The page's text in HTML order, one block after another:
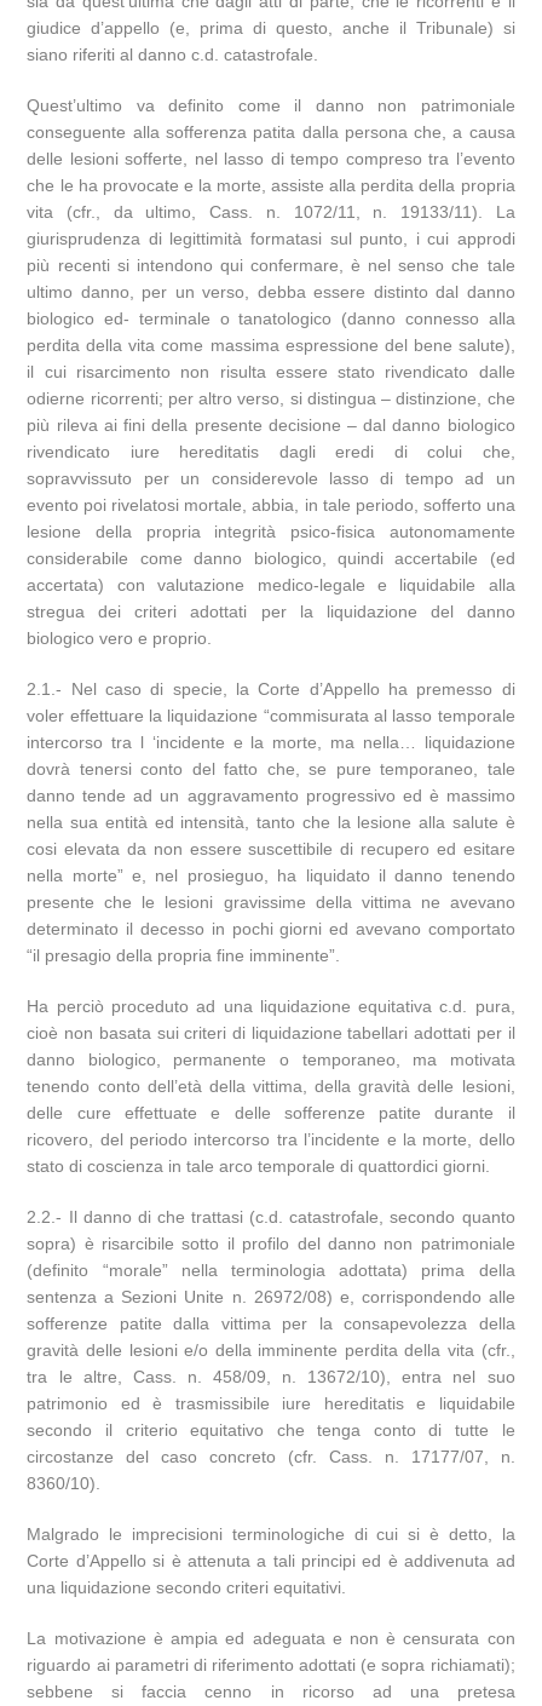
giudice d’appello (e, prima di questo, anche il Tribunale) si
siano riferiti al danno c.d. catastrofale.
Quest’ultimo va definito come il danno non patrimoniale
conseguente alla sofferenza patita dalla persona che, a causa
delle lesioni sofferte, nel lasso di tempo compreso tra l’evento
che le ha provocate e la morte, assiste alla perdita della propria
vita (cfr., da ultimo, Cass. n. 1072/11, n. 19133/11). La
giurisprudenza di legittimità formatasi sul punto, i cui approdi
più recenti si intendono qui confermare, è nel senso che tale
ultimo danno, per un verso, debba essere distinto dal danno
biologico ed- terminale o tanatologico (danno connesso alla
perdita della vita come massima espressione del bene salute),
il cui risarcimento non risulta essere stato rivendicato dalle
odierne ricorrenti; per altro verso, si distingua – distinzione, che
più rileva ai fini della presente decisione – dal danno biologico
rivendicato iure hereditatis dagli eredi di colui che,
sopravvissuto per un considerevole lasso di tempo ad un
evento poi rivelatosi mortale, abbia, in tale periodo, sofferto una
lesione della propria integrità psico-fisica autonomamente
considerabile come danno biologico, quindi accertabile (ed
accertata) con valutazione medico-legale e liquidabile alla
stregua dei criteri adottati per la liquidazione del danno
biologico vero e proprio.
2.1.- Nel caso di specie, la Corte d’Appello ha premesso di
voler effettuare la liquidazione “commisurata al lasso temporale
intercorso tra l ‘incidente e la morte, ma nella… liquidazione
dovrà tenersi conto del fatto che, se pure temporaneo, tale
danno tende ad un aggravamento progressivo ed è massimo
nella sua entità ed intensità, tanto che la lesione alla salute è
cosi elevata da non essere suscettibile di recupero ed esitare
nella morte” e, nel prosieguo, ha liquidato il danno tenendo
presente che le lesioni gravissime della vittima ne avevano
determinato il decesso in pochi giorni ed avevano comportato
“il presagio della propria fine imminente”.
Ha perciò proceduto ad una liquidazione equitativa c.d. pura,
cioè non basata sui criteri di liquidazione tabellari adottati per il
danno biologico, permanente o temporaneo, ma motivata
tenendo conto dell’età della vittima, della gravità delle lesioni,
delle cure effettuate e delle sofferenze patite durante il
ricovero, del periodo intercorso tra l’incidente e la morte, dello
stato di coscienza in tale arco temporale di quattordici giorni.
2.2.- Il danno di che trattasi (c.d. catastrofale, secondo quanto
sopra) è risarcibile sotto il profilo del danno non patrimoniale
(definito “morale” nella terminologia adottata) prima della
sentenza a Sezioni Unite n. 26972/08) e, corrispondendo alle
sofferenze patite dalla vittima per la consapevolezza della
gravità delle lesioni e/o della imminente perdita della vita (cfr.,
tra le altre, Cass. n. 458/09, n. 13672/10), entra nel suo
patrimonio ed è trasmissibile iure hereditatis e liquidabile
secondo il criterio equitativo che tenga conto di tutte le
circostanze del caso concreto (cfr. Cass. n. 17177/07, n.
8360/10).
Malgrado le imprecisioni terminologiche di cui si è detto, la
Corte d’Appello si è attenuta a tali principi ed è addivenuta ad
una liquidazione secondo criteri equitativi.
La motivazione è ampia ed adeguata e non è censurata con
riguardo ai parametri di riferimento adottati (e sopra richiamati);
sebbene si faccia cenno in ricorso ad una pretesa